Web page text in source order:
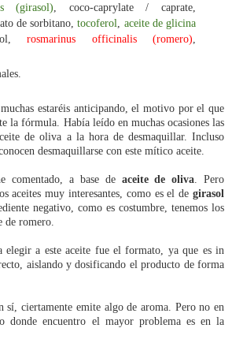
(girasol), coco-caprylate / caprate,
de sorbitano,tocoferol, aceite de glicina
rosmarinus officinalis (romero),
estaréis anticipando, el motivo por el que
la fórmula. Había leído en muchas ocasiones las
de oliva a la hora de desmaquillar. Incluso
desmaquillarse con este mítico aceite.
comentado, a base de aceite de oliva. Pero
aceites muy interesantes, como es el de girasol
negativo, como es costumbre, tenemos los
de romero.
elegir a este aceite fue el formato, ya que es in
aislando y dosificando el producto de forma
sí, ciertamente emite algo de aroma. Pero no en
donde encuentro el mayor problema es en la